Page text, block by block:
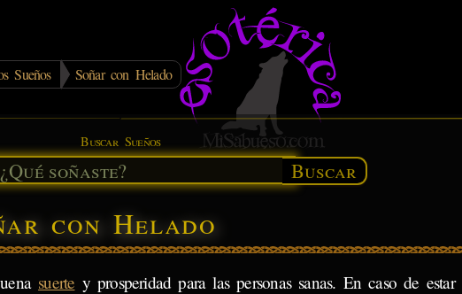
Sueños Soñar con Helado
Buscar Sueños
Buscar
con Helado
suerte y prosperidad para las personas sanas. En caso de